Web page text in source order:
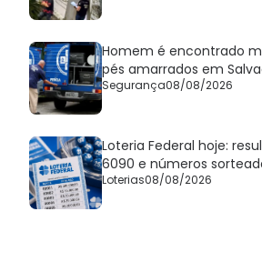
Homem é encontrado
pés amarrados em
Segurança08/08/2026
Loteria Federal hoje:
6090 e números
Loterias08/08/2026